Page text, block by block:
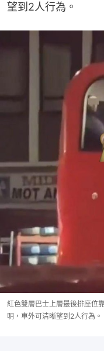
望到2人行為。
紅色雙層巴士上層最後排座位
明，車外可清晰望到2人行為。